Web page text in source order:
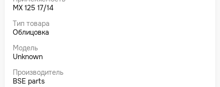
MX 125 17/14
Тип товара
Облицовка
Модель
Unknown
Производитель
BSE parts